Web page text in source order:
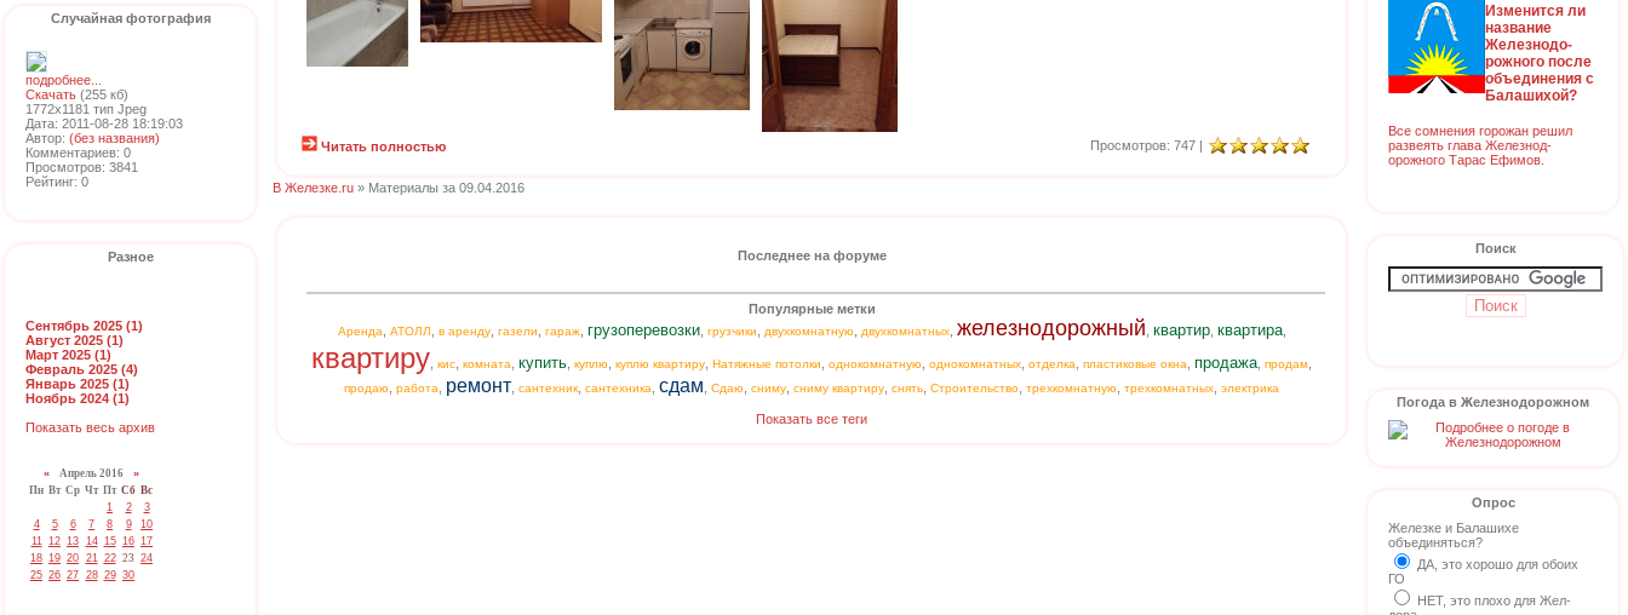
Случайная фотография
подробнее...
Скачать (255 кб)
1772x1181 тип Jpeg
Дата: 2011-08-28 18:19:03
Автор: (без названия)
Комментариев: 0
Просмотров: 3841
Рейтинг: 0
Разное
Сентябрь 2025 (1)
Август 2025 (1)
Март 2025 (1)
Февраль 2025 (4)
Январь 2025 (1)
Ноябрь 2024 (1)
Показать весь архив
«Апрель 2016 »
Пн Вт Ср Чт Пт Сб Вс
1
2
3
4
5 6 7 8 9
10
11 12 13 14 15 16 17
18 19 20 21 22 23 24
25 26 27 28 29 30
Читать полностью Просмотров: 747 |
В Железке.ru » Материалы за 09.04.2016
Последнее на форуме
Популярные метки
Аренда АТОЛЛ в аренду, газели гараж, грузоперевозки, грузчики двухкомнатную двухкомнатных, железнодорожный квартир, квартира,
квартиру кис комната купить куплю куплю квартиру Натяжные потолки однокомнатную однокомнатных отделка пластиковые окна продажа продам
продаю работа ремонт сантехник сантехника сдам Сдаю сниму сниму квартиру снять Строительство трехкомнатную трехкомнатных электрика
Показать все теги
Изменится ли
название
Железнодо-
рожного после
объединения с
Балашихой?
Все сомнения горожан решил
развеять глава Железнод-
орожного Тарас Ефимов.
Поиск
Погода в Железнодорожном
Опрос
Железке и Балашихе
объединяться?
ДА, это хорошо для обоих
ГО
НЕТ, это плохо для Жел-